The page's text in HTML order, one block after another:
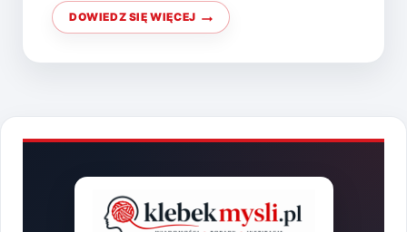
DOWIEDZ SIĘ WIĘCEJ
SZEPTY
MIŁOŚCI
O